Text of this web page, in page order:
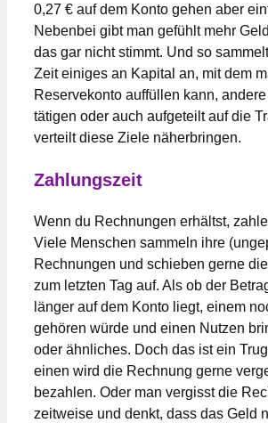
0,27 € auf dem Konto gehen aber
Nebenbei gibt man gefühlt mehr
das gar nicht stimmt. Und so
Zeit einiges an Kapital an, mit dem
Reservekonto auffüllen kann,
tätigen oder auch aufgeteilt auf die
verteilt diese Ziele näherbringen.
Zahlungszeit
Wenn du Rechnungen erhältst,
Viele Menschen sammeln ihre
Rechnungen und schieben gerne
zum letzten Tag auf. Als ob der
länger auf dem Konto liegt, einem
gehören würde und einen Nutzen
oder ähnliches. Doch das ist ein
einen wird die Rechnung gerne
bezahlen. Oder man vergisst die
zeitweise und denkt, dass das Geld